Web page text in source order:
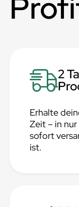
2
Erhalte
Zeit – in
sofort
ist.